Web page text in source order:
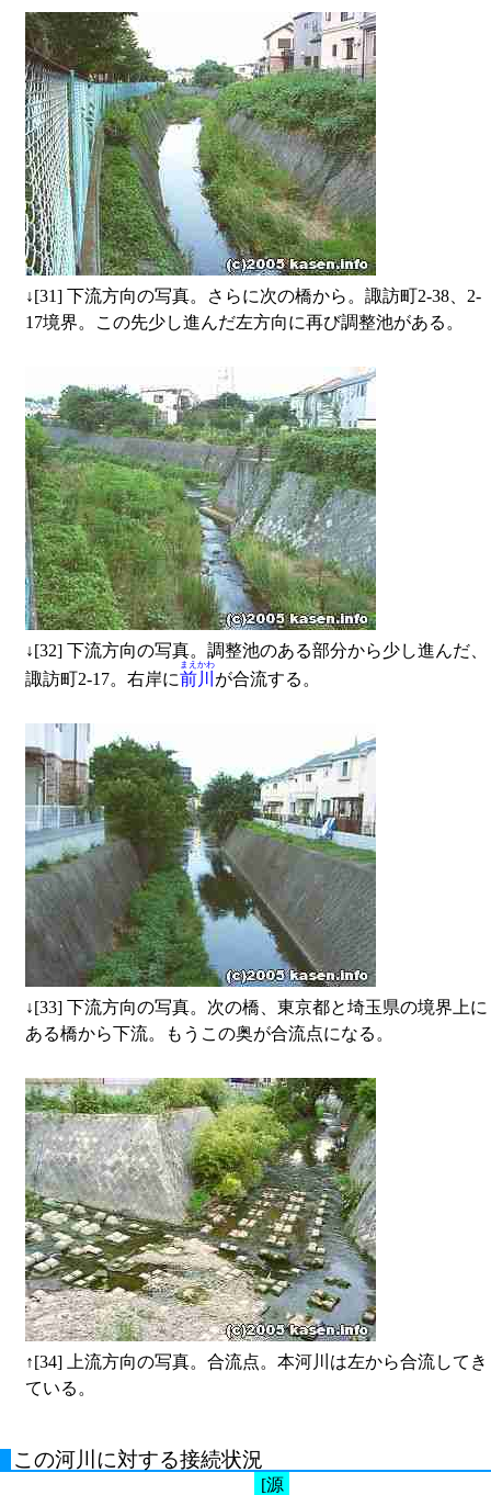
↓[31] 下流方向の写真。さらに次の橋から。諏訪町2-38、2-
17境界。この先少し進んだ左方向に再び調整池がある。
↓[32] 下流方向の写真。調整池のある部分から少し進んだ、
諏訪町2-17。右岸に前川
まえかわ
が合流する。
↓[33] 下流方向の写真。次の橋、東京都と埼玉県の境界上に
ある橋から下流。もうこの奥が合流点になる。
↑[34] 上流方向の写真。合流点。本河川は左から合流してき
ている。
この河川に対する接続状況
[源